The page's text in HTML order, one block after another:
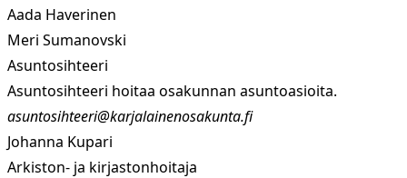
Aada Haverinen
Meri Sumanovski
Asuntosihteeri
Asuntosihteeri hoitaa osakunnan asuntoasioita.
asuntosihteeri@karjalainenosakunta.fi
Johanna Kupari
Arkiston- ja kirjastonhoitaja